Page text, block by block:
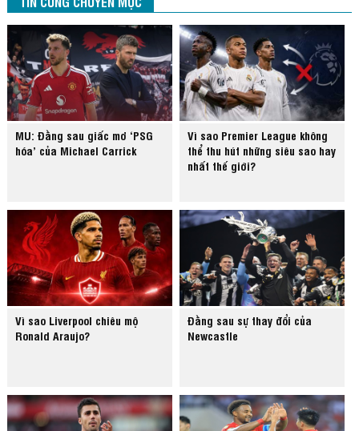
MU: Đằng sau giấc mơ ‘PSG
hóa’ của Michael Carrick
Vì sao Premier League không
thể thu hút những siêu sao hay
nhất thế giới?
Vì sao Liverpool chiêu mộ
Ronald Araujo?
Đằng sau sự thay đổi của
Newcastle